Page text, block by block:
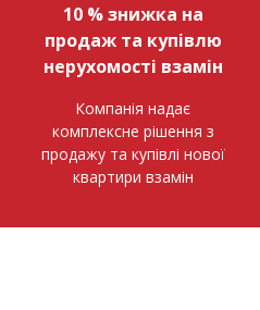
10 % знижка на
продаж та купівлю
нерухомості взамін
Компанія надає
комплексне рішення з
продажу та купівлі нової
квартири взамін